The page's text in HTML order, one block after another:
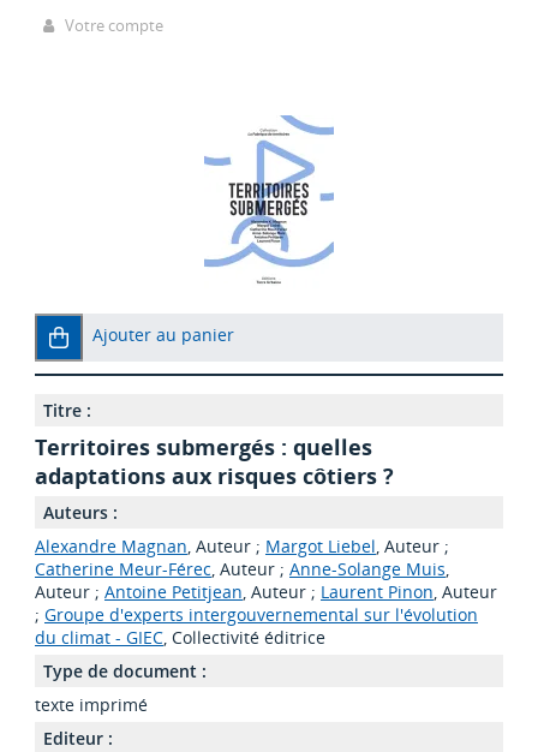
Votre compte
Ajouter au panier
Titre :
Territoires submergés : quelles
adaptations aux risques côtiers ?
Auteurs :
Alexandre Magnan, Auteur ; Margot Liebel, Auteur ;
Catherine Meur-Férec, Auteur ; Anne-Solange Muis,
Auteur ; Antoine Petitjean, Auteur ; Laurent Pinon, Auteur
; Groupe d'experts intergouvernemental sur l'évolution
du climat - GIEC, Collectivité éditrice
Type de document :
texte imprimé
Editeur :